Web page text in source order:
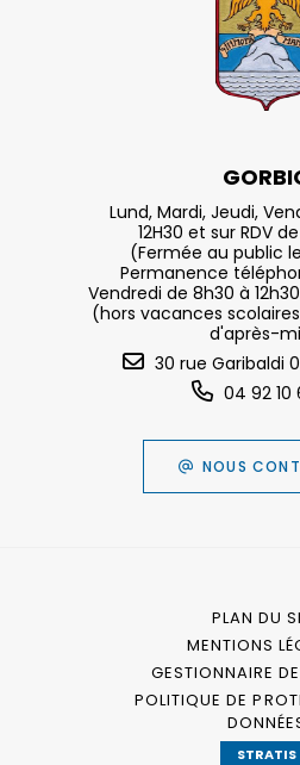
Lund, Mardi, Jeudi,
12H30 et sur RDV de
(Fermée au public
Permanence
Vendredi de 8h30 à
(hors vacances
d'après-
30 rue Garibaldi
04 92 10
NOUS
PLAN DU
MENTIONS
GESTIONNAIRE
POLITIQUE DE
STRATIS